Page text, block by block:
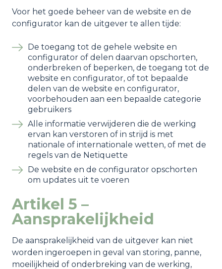
Voor het goede beheer van de website en de
configurator kan de uitgever te allen tijde:
De toegang tot de gehele website en
configurator of delen daarvan opschorten,
onderbreken of beperken, de toegang tot de
website en configurator, of tot bepaalde
delen van de website en configurator,
voorbehouden aan een bepaalde categorie
gebruikers
Alle informatie verwijderen die de werking
ervan kan verstoren of in strijd is met
nationale of internationale wetten, of met de
regels van de Netiquette
De website en de configurator opschorten
om updates uit te voeren
Artikel 5 –
Aansprakelijkheid
De aansprakelijkheid van de uitgever kan niet
worden ingeroepen in geval van storing, panne,
moeilijkheid of onderbreking van de werking,